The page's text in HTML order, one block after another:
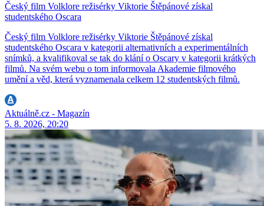
Český film Volklore režisérky Viktorie Štěpánové získal
studentského Oscara
Český film Volklore režisérky Viktorie Štěpánové získal
studentského Oscara v kategorii alternativních a experimentálních
snímků, a kvalifikoval se tak do klání o Oscary v kategorii krátkých
filmů. Na svém webu o tom informovala Akademie filmového
umění a věd, která vyznamenala celkem 12 studentských filmů.
Aktuálně.cz - Magazín
5. 8. 2026, 20:20